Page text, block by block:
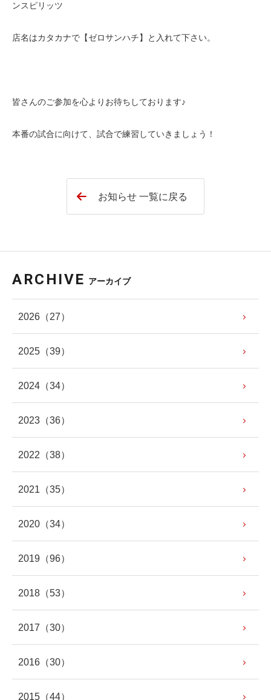
ンスピリッツ
店名はカタカナで【ゼロサンハチ】と入れて下さい。
皆さんのご参加を心よりお待ちしております♪
本番の試合に向けて、試合で練習していきましょう！
お知らせ 一覧に戻る
ARCHIVE アーカイブ
2026 （27）
2025 （39）
2024 （34）
2023 （36）
2022 （38）
2021 （35）
2020 （34）
2019 （96）
2018 （53）
2017 （30）
2016 （30）
2015 （44）